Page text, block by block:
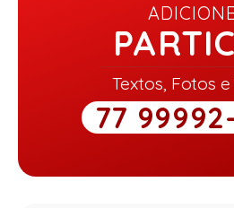
Textos, Fotos
77